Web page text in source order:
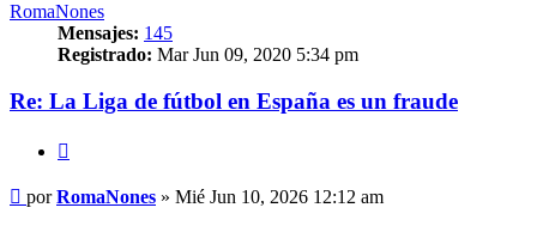
RomaNones
Mensajes: 145
Registrado: Mar Jun 09, 2020 5:34 pm
Re: La Liga de fútbol en España es un fraude
Mensaje
porRomaNones » Mié Jun 10, 2026 12:12 am